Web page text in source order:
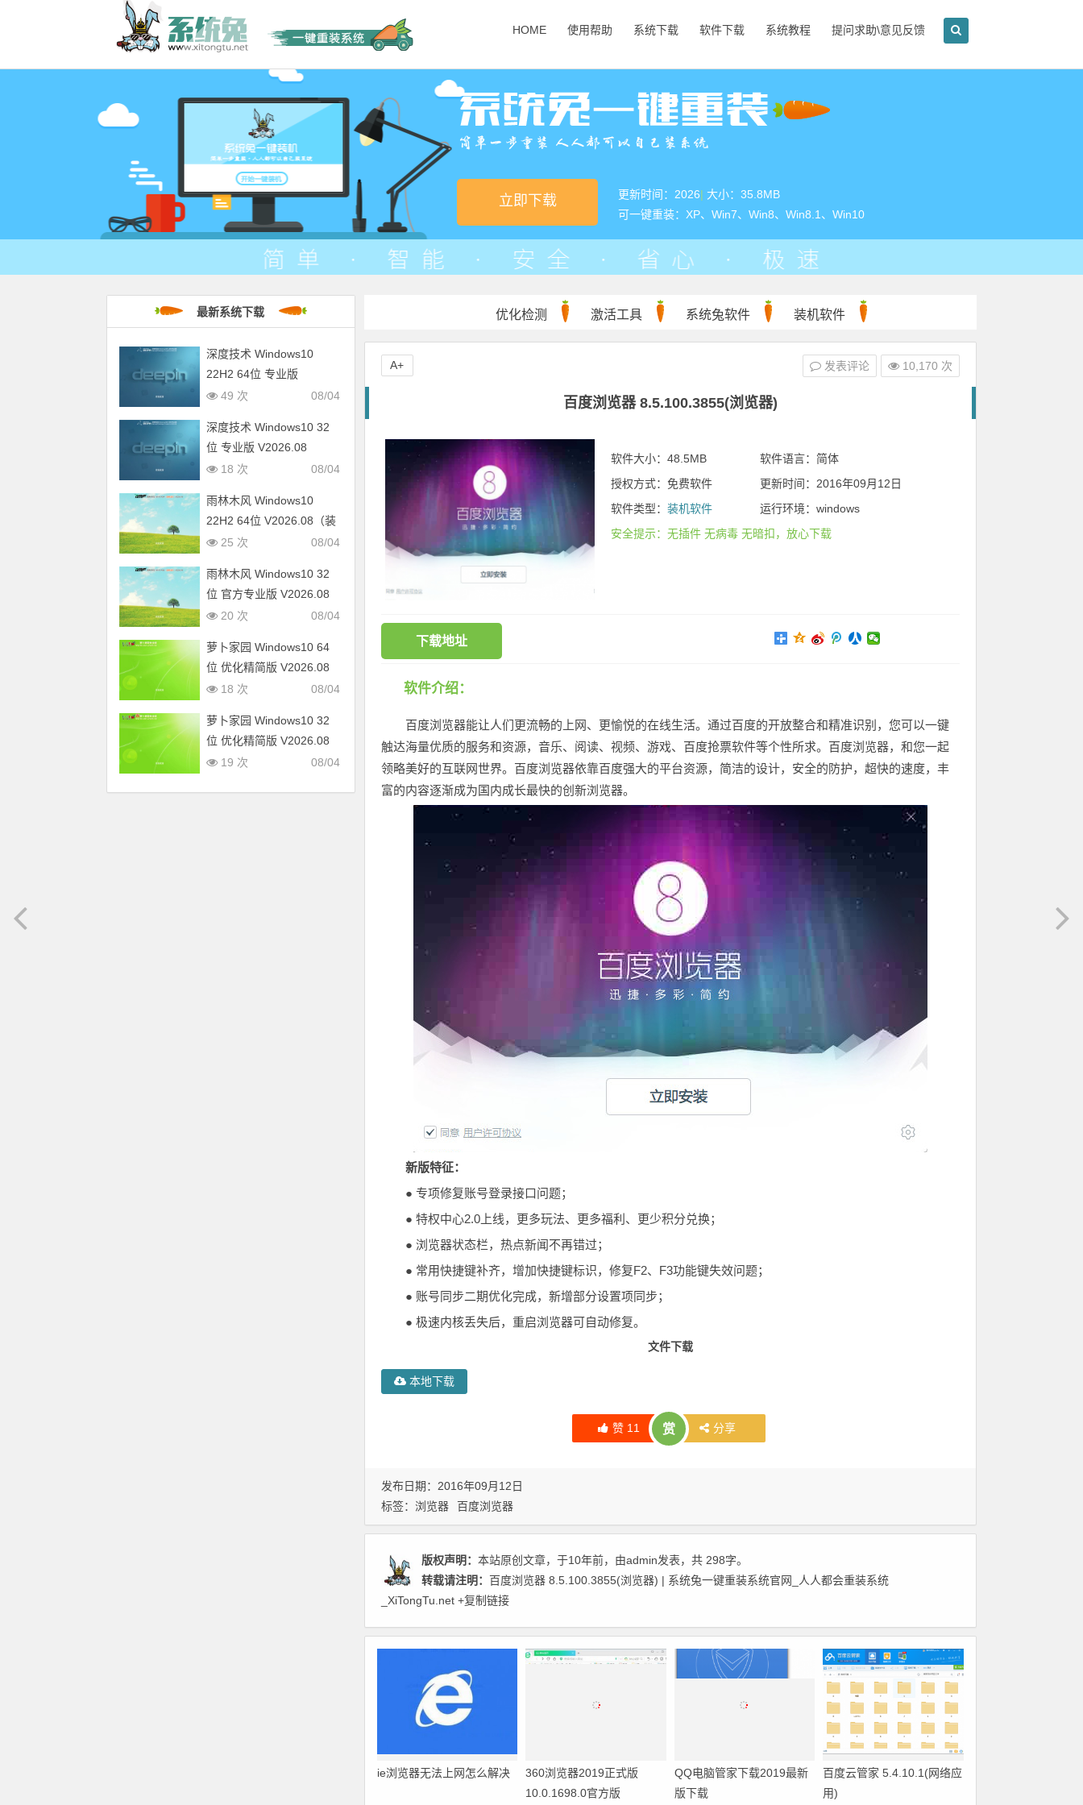
HOME 使用帮助 系统下载 软件下载 系统教程 提问求助\意见反馈
立即下载 更新时间：2026| 大小：35.8MB
可一键重装：XP、Win7、Win8、Win8.1、Win10
优化检测 激活工具 系统兔软件 装机软件
百度浏览器 8.5.100.3855(浏览器)
软件大小：48.5MB
软件语言：简体
授权方式：免费软件
更新时间：2016年09月12日
软件类型： 装机软件
运行环境：windows
安全提示：无插件 无病毒 无暗扣，放心下载
下载地址
软件介绍：
百度浏览器能让人们更流畅的上网、更愉悦的在线生活。通过百度的开放整合和精准识别，您可以一键
触达海量优质的服务和资源，音乐、阅读、视频、游戏、百度抢票软件等个性所求。百度浏览器，和您一起
领略美好的互联网世界。百度浏览器依靠百度强大的平台资源，简洁的设计，安全的防护，超快的速度，丰
富的内容逐渐成为国内成长最快的创新浏览器。
新版特征：
● 专项修复账号登录接口问题；
● 特权中心2.0上线，更多玩法、更多福利、更少积分兑换；
● 浏览器状态栏，热点新闻不再错过；
● 常用快捷键补齐，增加快捷键标识，修复F2、F3功能键失效问题；
● 账号同步二期优化完成，新增部分设置项同步；
● 极速内核丢失后，重启浏览器可自动修复。
文件下载
本地下载
赞 11 赏 分享
发表评论 10,170 次
A+
发布日期：2016年09月12日
标签： 浏览器 百度浏览器
版权声明： 本站原创文章，于10年前，由admin发表，共 298字。
转载请注明： 百度浏览器 8.5.100.3855(浏览器) | 系统兔一键重装系统官网_人人都会重装系统
_XiTongTu.net+复制链接
ie浏览器无法上网怎么解决
360浏览器2019正式版
10.0.1698.0官方版
QQ电脑管家下载2019最新
版下载
百度云管家 5.4.10.1(网络应
用)
最新系统下载
深度技术 Windows10
22H2 64位 专业版
V2026.08
08/04
49 次
深度技术 Windows10 32
位 专业版 V2026.08
08/04
18 次
雨林木风 Windows10
22H2 64位 V2026.08（装
机版）
08/04
25 次
雨林木风 Windows10 32
位 官方专业版 V2026.08
08/04
20 次
萝卜家园 Windows10 64
位 优化精简版 V2026.08
08/04
18 次
萝卜家园 Windows10 32
位 优化精简版 V2026.08
08/04
19 次